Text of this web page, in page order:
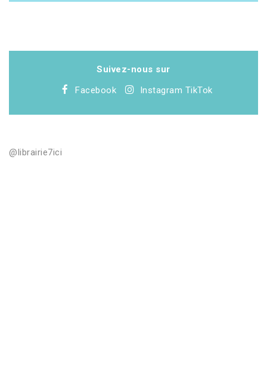
Suivez-nous sur
Facebook
Instagram TikTok
@librairie7ici